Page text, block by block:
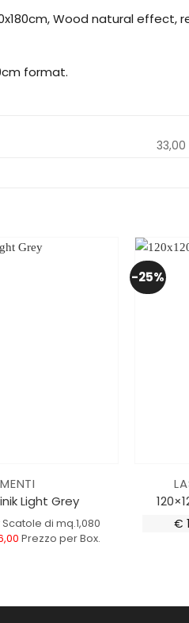
Wood natural effect,
format.
33,00
Light Grey
Scatole di mq.1,080
Prezzo per Box.
-25%
€